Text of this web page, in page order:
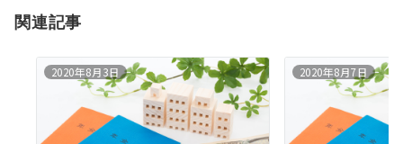
ン
関連記事
2020年8月3日 2020年8月7日